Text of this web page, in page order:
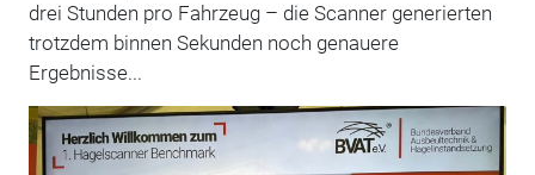
drei Stunden pro Fahrzeug – die Scanner generierten
trotzdem binnen Sekunden noch genauere
Ergebnisse...